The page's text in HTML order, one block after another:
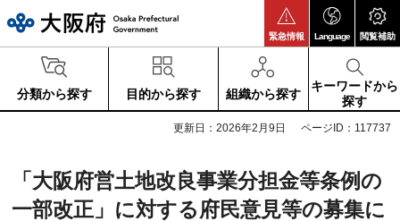
緊急情報 Language 閲覧補助
分類から探す 目的から探す 組織から探す
キーワードから
探す
更新日：2026年2月9日 ページID：117737
「大阪府営土地改良事業分担金等条例の
一部改正」に対する府民意見等の募集に